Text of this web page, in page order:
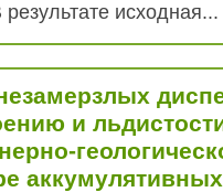
исходная...
и